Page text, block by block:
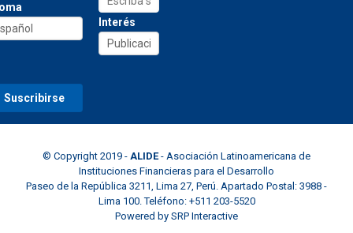
Interés
© Copyright 2019 - ALIDE- Asociación Latinoamericana de
Instituciones Financieras para el Desarrollo
Paseo de la República 3211, Lima 27, Perú. Apartado Postal: 3988 -
Lima 100. Teléfono: +511 203-5520
Powered by SRP Interactive